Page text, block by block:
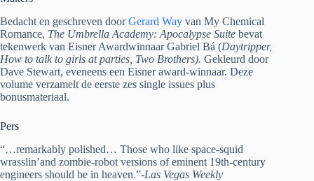
Bedacht en geschreven doorGerard Way van My Chemical
Romance, The Umbrella Academy: Apocalypse Suite bevat
tekenwerk van Eisner Awardwinnaar Gabriel Bá (Daytripper,
How to talk to girls at parties, Two Brothers). Gekleurd door
Dave Stewart, eveneens een Eisner award-winnaar. Deze
volume verzamelt de eerste zes single issues plus
bonusmateriaal.
Pers
“…remarkably polished… Those who like space-squid
wrasslin’and zombie-robot versions of eminent 19th-century
engineers should be in heaven.”-Las Vegas Weekly